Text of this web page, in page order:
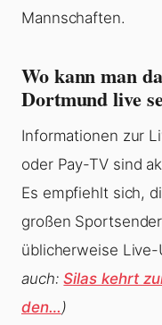
Mannschaften.
Wo kann man
Dortmund live
Informationen zur
oder Pay-TV sind
Es empfiehlt sich,
großen
üblicherweise
auch:Silas kehrt
den…)